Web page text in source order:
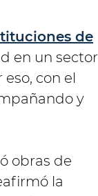
de
en un sector
con el
y
obras de
la